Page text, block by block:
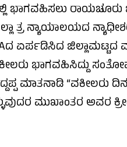
ಭಾಗವಹಿಸಲು ರಾಯಚೂರು
ತ್ರ ನ್ಯಾಯಾಲಯದ
ಏರ್ಪಡಿಸಿದ ಜಿಲ್ಲಾಮಟ್ಟದ
ಭಾಗವಹಿಸಿದ್ದು
ಮಾತನಾಡಿ
ಮುಖಾಂತರ ಅವರ